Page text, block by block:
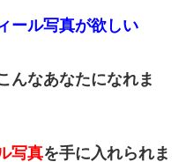
ール写真が欲しい
んなあなたになれま
写真を手に入れられま